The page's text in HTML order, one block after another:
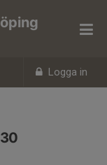
Logga in